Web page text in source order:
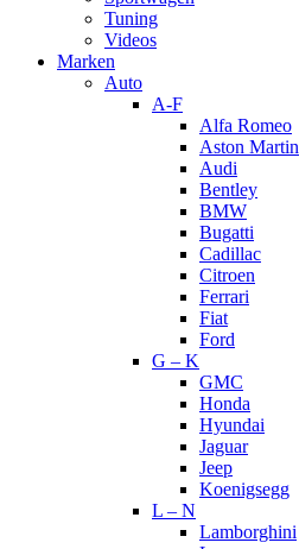
Tuning
Videos
Marken
Auto
A-F
Alfa Romeo
Aston Martin
Audi
Bentley
BMW
Bugatti
Cadillac
Citroen
Ferrari
Fiat
Ford
G – K
GMC
Honda
Hyundai
Jaguar
Jeep
Koenigsegg
L – N
Lamborghini